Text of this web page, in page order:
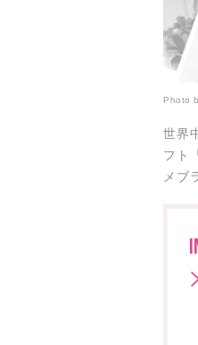
Photo
世界
フト
メブ